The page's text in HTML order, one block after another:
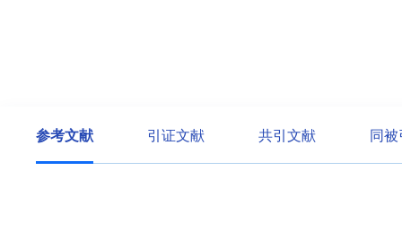
参考文献 引证文献 共引文献 同